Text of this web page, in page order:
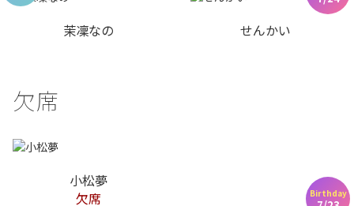
茉凜なの せんかい
Birthday
欠席
小松夢
欠席